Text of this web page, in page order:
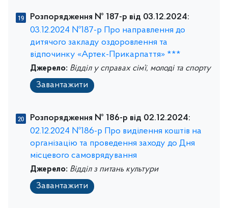
Розпорядження № 187-р від 03.12.2024:
03.12.2024 №187-р Про направлення до
дитячого закладу оздоровлення та
відпочинку «Артек-Прикарпаття» ***
Джерело: Відділ у справах сім’ї, молоді та спорту
Завантажити
Розпорядження № 186-р від 02.12.2024:
02.12.2024 №186-р Про виділення коштів на
організацію та проведення заходу до Дня
місцевого самоврядування
Джерело: Відділ з питань культури
Завантажити